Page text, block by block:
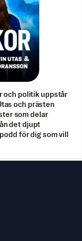
och politik uppstår
och prästen
som delar
det djupt
för dig som vill